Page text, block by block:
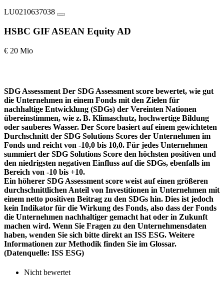
LU0210637038
HSBC GIF ASEAN Equity AD
€ 20 Mio
SDG Assessment Der SDG Assessment score bewertet, wie gut
die Unternehmen in einem Fonds mit den Zielen für
nachhaltige Entwicklung (SDGs) der Vereinten Nationen
übereinstimmen, wie z. B. Klimaschutz, hochwertige Bildung
oder sauberes Wasser. Der Score basiert auf einem gewichteten
Durchschnitt der SDG Solutions Scores der Unternehmen im
Fonds und reicht von -10,0 bis 10,0. Für jedes Unternehmen
summiert der SDG Solutions Score den höchsten positiven und
den niedrigsten negativen Einfluss auf die SDGs, ebenfalls im
Bereich von -10 bis +10.
Ein höherer SDG Assessment score weist auf einen größeren
durchschnittlichen Anteil von Investitionen in Unternehmen mit
einem netto positiven Beitrag zu den SDGs hin. Dies ist jedoch
kein Indikator für die Wirkung des Fonds, also dass der Fonds
die Unternehmen nachhaltiger gemacht hat oder in Zukunft
machen wird. Wenn Sie Fragen zu den Unternehmensdaten
haben, wenden Sie sich bitte direkt an ISS ESG. Weitere
Informationen zur Methodik finden Sie im Glossar.
(Datenquelle: ISS ESG)
Nicht bewertet